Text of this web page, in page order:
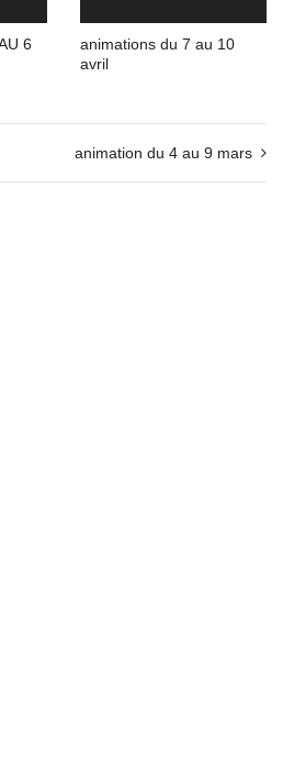
6
animations du 7 au 10
avril
animation du 4 au 9 mars